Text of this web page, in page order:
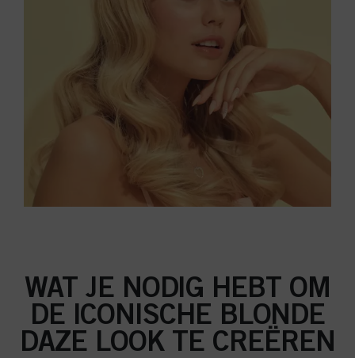
WAT JE NODIG HEBT OM
DE ICONISCHE BLONDE
DAZE LOOK TE CREËREN